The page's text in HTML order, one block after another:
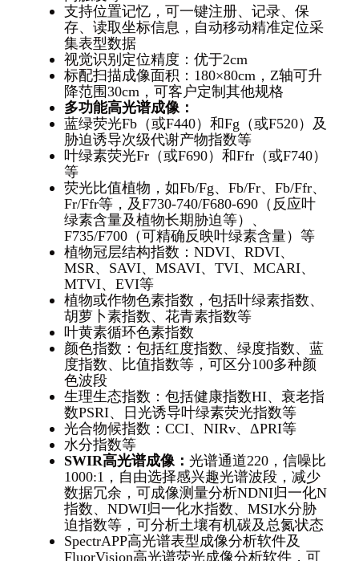
支持位置记忆，可一键注册、记录、保
存、读取坐标信息，自动移动精准定位采
集表型数据
视觉识别定位精度：优于2cm
标配扫描成像面积：180×80cm，Z轴可升
降范围30cm，可客户定制其他规格
多功能高光谱成像：
蓝绿荧光Fb（或F440）和Fg（或F520）及
胁迫诱导次级代谢产物指数等
叶绿素荧光Fr（或F690）和Ffr（或F740）
等
荧光比值植物，如Fb/Fg、Fb/Fr、Fb/Ffr、
Fr/Ffr等，及F730-740/F680-690（反应叶
绿素含量及植物长期胁迫等）、
F735/F700（可精确反映叶绿素含量）等
植物冠层结构指数：NDVI、RDVI、
MSR、SAVI、MSAVI、TVI、MCARI、
MTVI、EVI等
植物或作物色素指数，包括叶绿素指数、
胡萝卜素指数、花青素指数等
叶黄素循环色素指数
颜色指数：包括红度指数、绿度指数、蓝
度指数、比值指数等，可区分100多种颜
色波段
生理生态指数：包括健康指数HI、衰老指
数PSRI、日光诱导叶绿素荧光指数等
光合物候指数：CCI、NIRv、ΔPRI等
水分指数等
SWIR高光谱成像： 光谱通道220，信噪比
1000:1，自由选择感兴趣光谱波段，减少
数据冗余，可成像测量分析NDNI归一化N
指数、NDWI归一化水指数、MSI水分胁
迫指数等，可分析土壤有机碳及总氮状态
SpectrAPP高光谱表型成像分析软件及
FluorVision高光谱荧光成像分析软件，可